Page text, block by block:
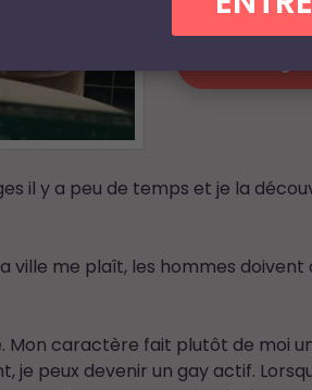
il y a peu de temps et je la
ville me plaît, les hommes
Mon caractère fait plutôt de moi
je peux devenir un gay actif.